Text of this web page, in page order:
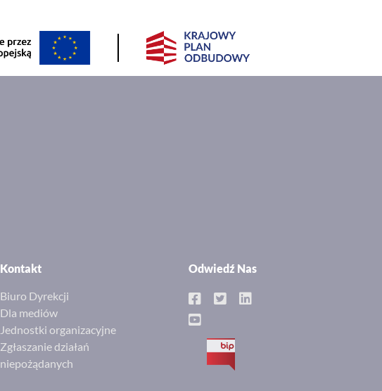
Kontakt
Biuro Dyrekcji
Dla mediów
Jednostki organizacyjne
Zgłaszanie działań
niepożądanych
Odwiedź Nas
BIP